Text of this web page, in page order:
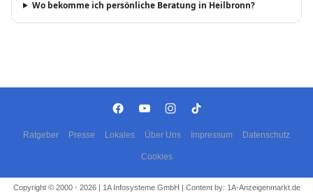
Wo bekomme ich persönliche Beratung in Heilbronn?
Ratgeber Presse Lokales Über Uns Impressum Datenschutz
Cookies
Copyright © 2000 - 2026 | 1A Infosysteme GmbH | Content by: 1A-Anzeigenmarkt.de